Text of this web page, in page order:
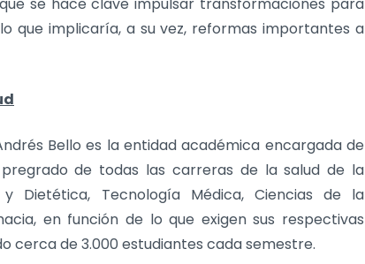
que implicaría, a su vez, reformas importantes a
Bello es la entidad académica encargada de
de todas las carreras de la salud de la
y Dietética, Tecnología Médica, Ciencias de la
en función de lo que exigen sus respectivas
cerca de 3.000 estudiantes cada semestre.